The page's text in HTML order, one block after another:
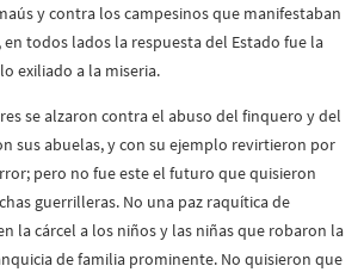
y contra los campesinos que manifestaban
en todos lados la respuesta del Estado fue la
exiliado a la miseria.
se alzaron contra el abuso del finquero y del
sus abuelas, y con su ejemplo revirtieron por
pero no fue este el futuro que quisieron
guerrilleras. No una paz raquítica de
la cárcel a los niños y las niñas que robaron la
de familia prominente. No quisieron que